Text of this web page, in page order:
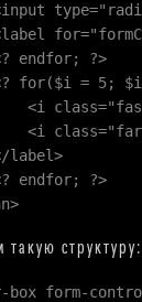
?>
5; $i >
fa-
fa-
?>
структуру:
box form-